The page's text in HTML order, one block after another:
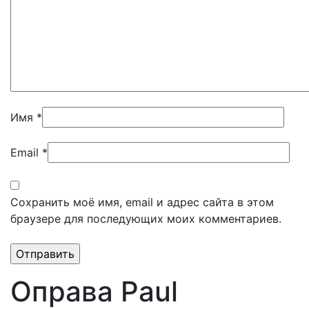
Имя *
Email *
Сохранить моё имя, email и адрес сайта в этом
браузере для последующих моих комментариев.
Оправа Paul